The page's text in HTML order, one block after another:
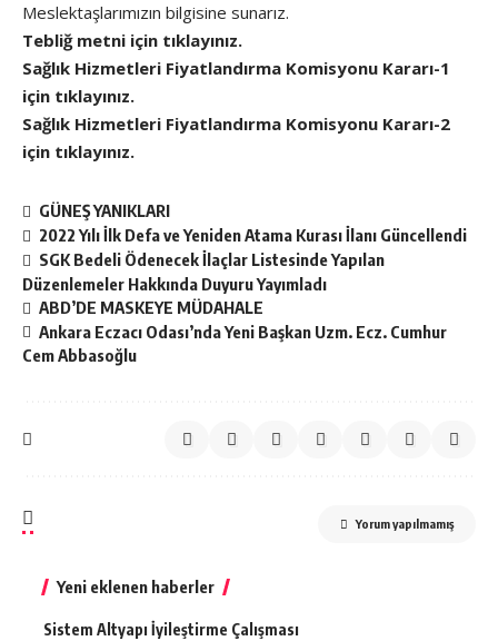
Meslektaşlarımızın bilgisine sunarız.
Tebliğ metni için tıklayınız.
Sağlık Hizmetleri Fiyatlandırma Komisyonu Kararı-1
için tıklayınız.
Sağlık Hizmetleri Fiyatlandırma Komisyonu Kararı-2
için tıklayınız.
GÜNEŞ YANIKLARI
2022 Yılı İlk Defa ve Yeniden Atama Kurası İlanı Güncellendi
SGK Bedeli Ödenecek İlaçlar Listesinde Yapılan
Düzenlemeler Hakkında Duyuru Yayımladı
ABD’DE MASKEYE MÜDAHALE
Ankara Eczacı Odası’nda Yeni Başkan Uzm. Ecz. Cumhur
Cem Abbasoğlu
Yorum yapılmamış
Yeni eklenen haberler
Sistem Altyapı İyileştirme Çalışması